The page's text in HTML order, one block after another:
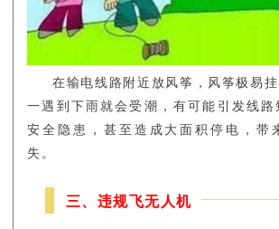
在输电线路附近放风筝，风筝极易挂
一遇到下雨就会受潮，有可能引发线路
安全隐患，甚至造成大面积停电，带
失。
三、违规飞无人机